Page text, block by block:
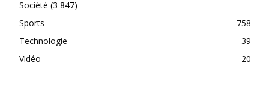
Société (3 847)
Sports
758
Technologie
39
Vidéo
20